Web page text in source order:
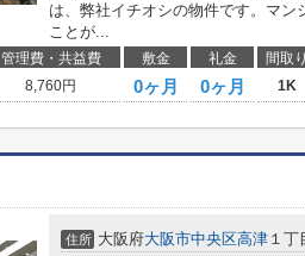
は、弊社イチオシの物件です。マ
ことが...
管理費・共益費 敷金 礼金 間取り
8,760円 0ヶ月 0ヶ月 1K
住所 大阪府大阪市中央区高津 １丁